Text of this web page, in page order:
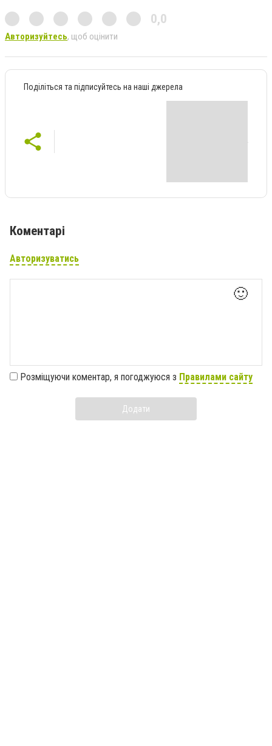
0,0
Авторизуйтесь, щоб оцінити
Поділіться та підписуйтесь на наші джерела
Коментарі
Авторизуватись
🙂
Розміщуючи коментар, я погоджуюся з Правилами сайту
Додати